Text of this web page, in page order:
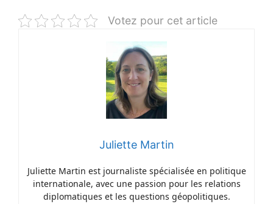
Votez pour cet article
Juliette Martin
Juliette Martin est journaliste spécialisée en politique
internationale, avec une passion pour les relations
diplomatiques et les questions géopolitiques.